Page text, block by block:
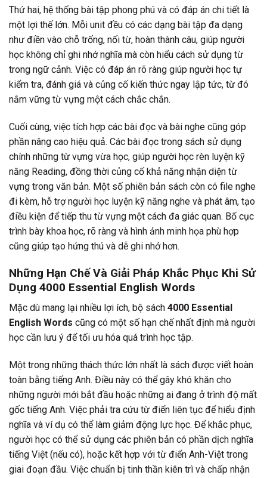
Thứ hai, hệ thống bài tập phong phú và có đáp án chi tiết là
một lợi thế lớn. Mỗi unit đều có các dạng bài tập đa dạng
như điền vào chỗ trống, nối từ, hoàn thành câu, giúp người
học không chỉ ghi nhớ nghĩa mà còn hiểu cách sử dụng từ
trong ngữ cảnh. Việc có đáp án rõ ràng giúp người học tự
kiểm tra, đánh giá và củng cố kiến thức ngay lập tức, từ đó
nắm vững từ vựng một cách chắc chắn.
Cuối cùng, việc tích hợp các bài đọc và bài nghe cũng góp
phần nâng cao hiệu quả. Các bài đọc trong sách sử dụng
chính những từ vựng vừa học, giúp người học rèn luyện kỹ
năng Reading, đồng thời củng cố khả năng nhận diện từ
vựng trong văn bản. Một số phiên bản sách còn có file nghe
đi kèm, hỗ trợ người học luyện kỹ năng nghe và phát âm, tạo
điều kiện để tiếp thu từ vựng một cách đa giác quan. Bố cục
trình bày khoa học, rõ ràng và hình ảnh minh họa phù hợp
cũng giúp tạo hứng thú và dễ ghi nhớ hơn.
Những Hạn Chế Và Giải Pháp Khắc Phục Khi Sử
Dụng 4000 Essential English Words
Mặc dù mang lại nhiều lợi ích, bộ sách 4000 Essential
English Words cũng có một số hạn chế nhất định mà người
học cần lưu ý để tối ưu hóa quá trình học tập.
Một trong những thách thức lớn nhất là sách được viết hoàn
toàn bằng tiếng Anh. Điều này có thể gây khó khăn cho
những người mới bắt đầu hoặc những ai đang ở trình độ mất
gốc tiếng Anh. Việc phải tra cứu từ điển liên tục để hiểu định
nghĩa và ví dụ có thể làm giảm động lực học. Để khắc phục,
người học có thể sử dụng các phiên bản có phần dịch nghĩa
tiếng Việt (nếu có), hoặc kết hợp với từ điển Anh-Việt trong
giai đoạn đầu. Việc chuẩn bị tinh thần kiên trì và chấp nhận